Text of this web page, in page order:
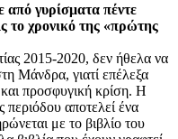
από γυρίσματα πέντε
το χρονικό της «πρώτης
2015-2020, δεν ήθελα να
Μάνδρα, γιατί επέλεξα
και προσφυγική κρίση. Η
περιόδου αποτελεί ένα
με το βιβλίο του